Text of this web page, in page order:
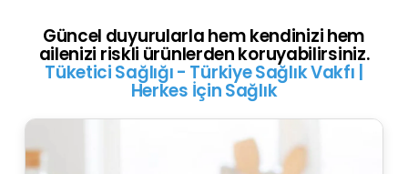
Güncel duyurularla hem kendinizi hem
ailenizi riskli ürünlerden koruyabilirsiniz.
Tüketici Sağlığı - Türkiye Sağlık Vakfı |
Herkes İçin Sağlık